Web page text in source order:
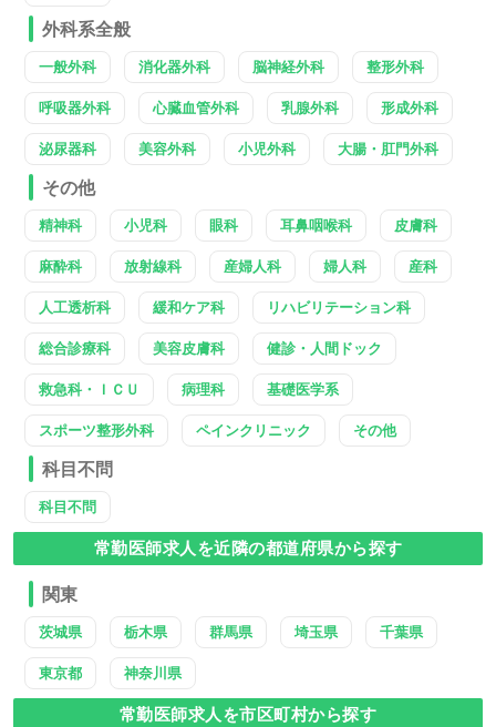
外科系全般
一般外科 消化器外科 脳神経外科 整形外科
呼吸器外科 心臓血管外科 乳腺外科 形成外科
泌尿器科 美容外科 小児外科 大腸・肛門外科
その他
精神科 小児科 眼科 耳鼻咽喉科 皮膚科
麻酔科 放射線科 産婦人科 婦人科 産科
人工透析科 緩和ケア科 リハビリテーション科
総合診療科 美容皮膚科 健診・人間ドック
救急科・ＩＣＵ 病理科 基礎医学系
スポーツ整形外科 ペインクリニック その他
科目不問
科目不問
常勤医師求人を近隣の都道府県から探す
関東
茨城県 栃木県 群馬県 埼玉県 千葉県
東京都 神奈川県
常勤医師求人を市区町村から探す